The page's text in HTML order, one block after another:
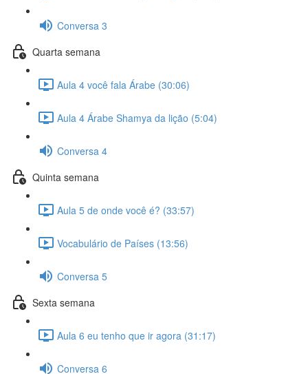
Conversa 3
Quarta semana
Aula 4 você fala Árabe (30:06)
Aula 4 Árabe Shamya da lição (5:04)
Conversa 4
Quinta semana
Aula 5 de onde você é? (33:57)
Vocabulário de Países (13:56)
Conversa 5
Sexta semana
Aula 6 eu tenho que ir agora (31:17)
Conversa 6